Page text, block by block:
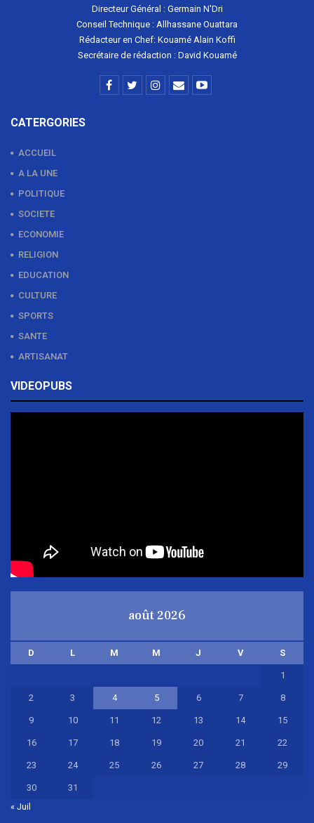
Directeur Général : Germain N'Dri
Conseil Technique : Allhassane Ouattara
Rédacteur en Chef: Kouamé Alain Koffi
Secrétaire de rédaction : David Kouamé
CATERGORIES
ACCUEIL
A LA UNE
POLITIQUE
SOCIETE
ECONOMIE
RELIGION
EDUCATION
CULTURE
SPORTS
SANTE
ARTISANAT
VIDEOPUBS
août 2026
D L M M J V S
1
2 3 4 5 6 7 8
9 10 11 12 13 14 15
16 17 18 19 20 21 22
23 24 25 26 27 28 29
30
31
« Juil